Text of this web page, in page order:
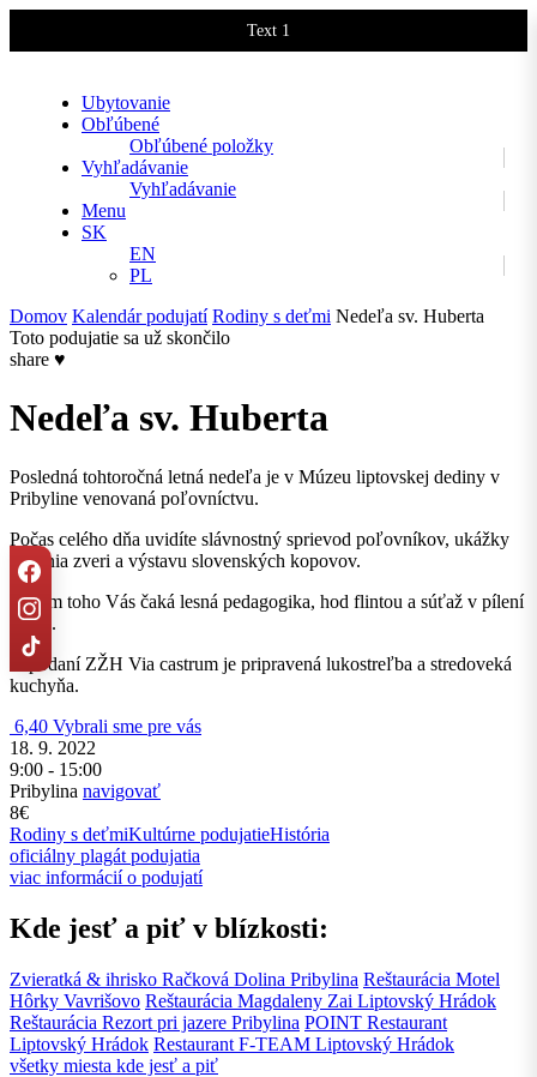
Text 1
Ubytovanie
Obľúbené
Obľúbené položky
Vyhľadávanie
Vyhľadávanie
Menu
SK
EN
PL
Domov Kalendár podujatí Rodiny s deťmi Nedeľa sv. Huberta
Toto podujatie sa už skončilo
share ♥
Nedeľa sv. Huberta
Posledná tohtoročná letná nedeľa je v Múzeu liptovskej dediny v
Pribyline venovaná poľovníctvu.
Počas celého dňa uvidíte slávnostný sprievod poľovníkov, ukážky
vábenia zveri a výstavu slovenských kopovov.
Okrem toho Vás čaká lesná pedagogika, hod flintou a súťaž v pílení
dreva.
V podaní ZŽH Via castrum je pripravená lukostreľba a stredoveká
kuchyňa.
6,40 Vybrali sme pre vás
18. 9. 2022
9:00 - 15:00
Pribylina navigovať
8€
Rodiny s deťmiKultúrne podujatieHistória
oficiálny plagát podujatia
viac informácií o podujatí
Kde jesť a piť v blízkosti:
Zvieratká & ihrisko Račková Dolina Pribylina Reštaurácia Motel
Hôrky Vavrišovo Reštaurácia Magdaleny Zai Liptovský Hrádok
Reštaurácia Rezort pri jazere Pribylina POINT Restaurant
Liptovský Hrádok Restaurant F-TEAM Liptovský Hrádok
všetky miesta kde jesť a piť